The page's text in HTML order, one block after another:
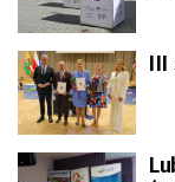
III